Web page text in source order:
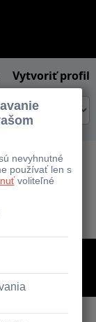
Vytvoriť profil